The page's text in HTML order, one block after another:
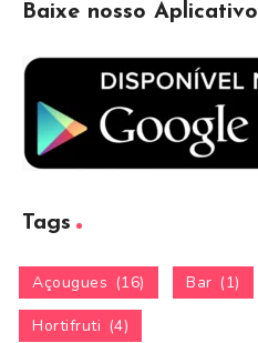
Baixe nosso Aplicativo
Tags
Açougues (16) Bar (1)
Hortifruti (4)